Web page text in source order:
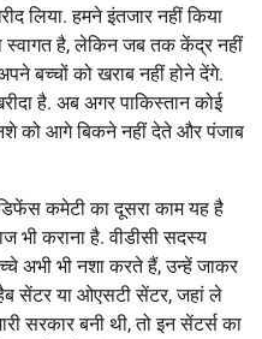
लिया. हमने इंतजार नहीं किया
है, लेकिन जब तक केंद्र नहीं
बच्चों को खराब नहीं होने देंगे.
है. अब अगर पाकिस्तान कोई
को आगे बिकने नहीं देते और पंजाब
कमेटी का दूसरा काम यह है
भी कराना है. वीडीसी सदस्य
अभी भी नशा करते हैं, उन्हें जाकर
सेंटर या ओएसटी सेंटर, जहां ले
सरकार बनी थी, तो इन सेंटर्स का